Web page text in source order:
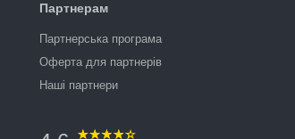
Партнерам
Партнерська програма
Оферта для партнерів
Наші партнери